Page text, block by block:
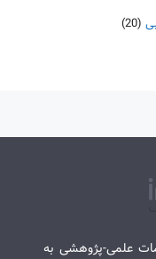
(20)
علمی-پژوهشی به